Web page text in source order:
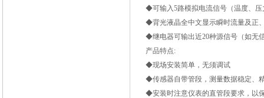
◆可输入5路模拟电流信号（温度、压
◆背光液晶全中文显示瞬时流量及正
◆继电器可输出近20种源信号（如无
产品特点:
◆现场安装简单，无须调试
◆传感器自带管段，测量数据稳定、
◆安装时注意仪表的直管段要求，以